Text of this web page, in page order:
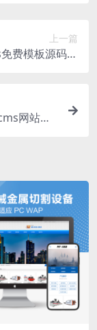
上一篇
费模板源码下
网站模